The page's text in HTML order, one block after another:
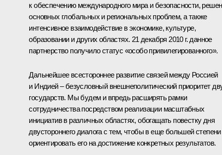
к обеспечению международного мира и безопасности,
основных глобальных и региональных проблем, а также
интенсивное взаимодействие в экономике, культуре,
образовании и других областях. 21 декабря 2010 г. данное
партнерство получило статус «особо привилегированного».
Дальнейшее всестороннее развитие связей между Россией
и Индией – безусловный внешнеполитический приоритет
государств. Мы будем и впредь расширять рамки
сотрудничества посредством реализации масштабных
инициатив в различных областях, обогащать повестку дня
двустороннего диалога с тем, чтобы в еще большей степени
ориентировать его на достижение конкретных результатов.